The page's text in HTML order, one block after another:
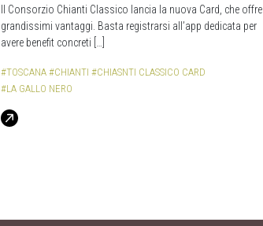
Il Consorzio Chianti Classico lancia la nuova Card, che offre
grandissimi vantaggi. Basta registrarsi all’app dedicata per
avere benefit concreti […]
#TOSCANA #CHIANTI #CHIASNTI CLASSICO CARD
#LA GALLO NERO